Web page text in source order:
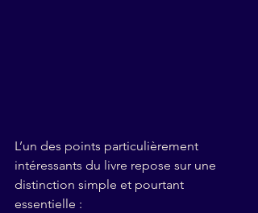
L’un des points particulièrement
intéressants du livre repose sur une
distinction simple et pourtant
essentielle :